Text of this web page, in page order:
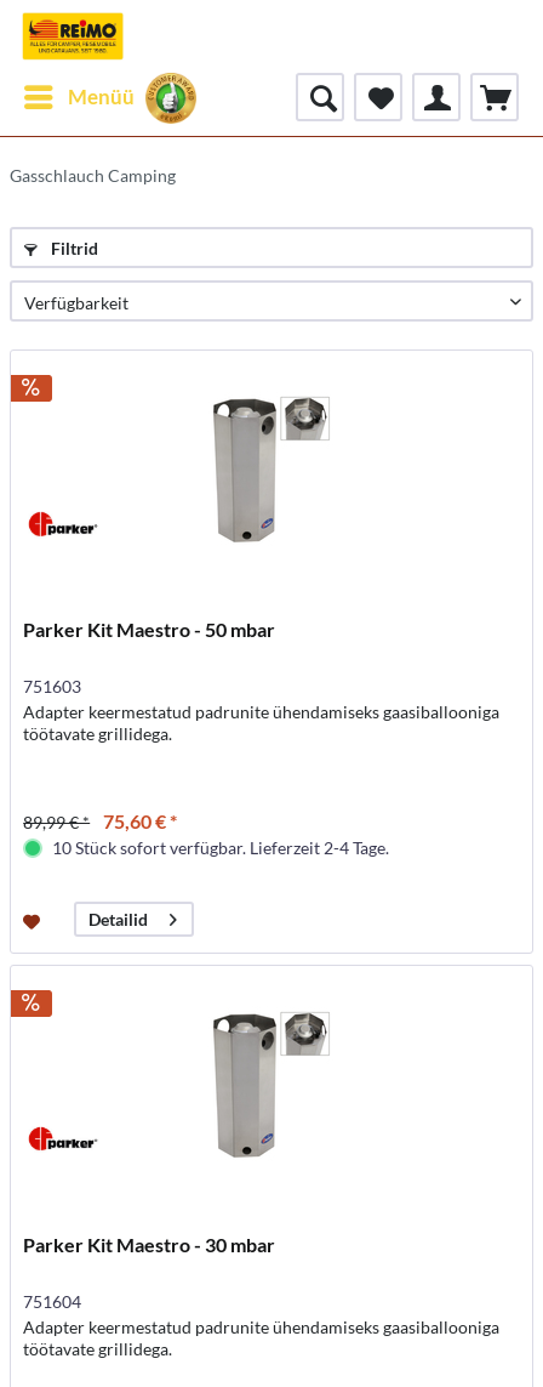
Menüü
Gasschlauch Camping
Filtrid
Parker Kit Maestro - 50 mbar
751603
Adapter keermestatud padrunite ühendamiseks gaasiballooniga
töötavate grillidega.
89,99 € * 75,60 € *
10 Stück sofort verfügbar. Lieferzeit 2-4 Tage.
Detailid
Parker Kit Maestro - 30 mbar
751604
Adapter keermestatud padrunite ühendamiseks gaasiballooniga
töötavate grillidega.